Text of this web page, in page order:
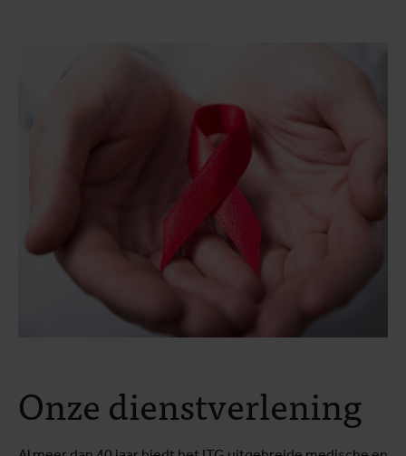
Onze dienstverlening